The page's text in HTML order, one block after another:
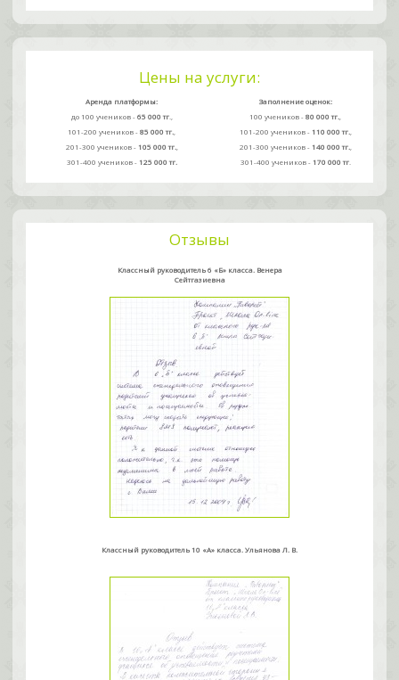
Цены на услуги:
Аренда платформы:
до 100 учеников - 65 000 тг.,
101-200 учеников - 85 000 тг.,
201-300 учеников - 105 000 тг.,
301-400 учеников - 125 000 тг.
Заполнение оценок:
100 учеников - 80 000 тг.,
101-200 учеников - 110 000 тг.,
201-300 учеников - 140 000 тг.,
301-400 учеников - 170 000 тг.
Отзывы
Классный руководитель 6 «Б» класса. Венера
Сейтгазиевна
Классный руководитель 10 «А» класса. Ульянова Л. В.